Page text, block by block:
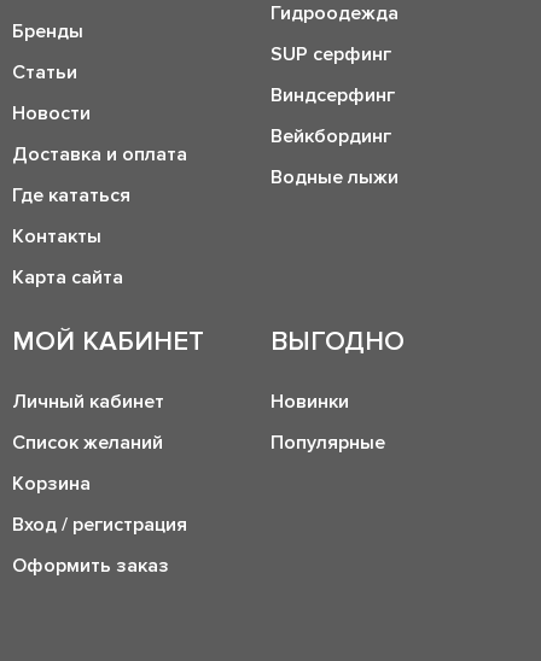
Бренды
Статьи
Новости
Доставка и оплата
Где кататься
Контакты
Карта сайта
Гидроодежда
SUP серфинг
Виндсерфинг
Вейкбординг
Водные лыжи
МОЙ КАБИНЕТ
Личный кабинет
Список желаний
Корзина
Вход / регистрация
Оформить заказ
ВЫГОДНО
Новинки
Популярные